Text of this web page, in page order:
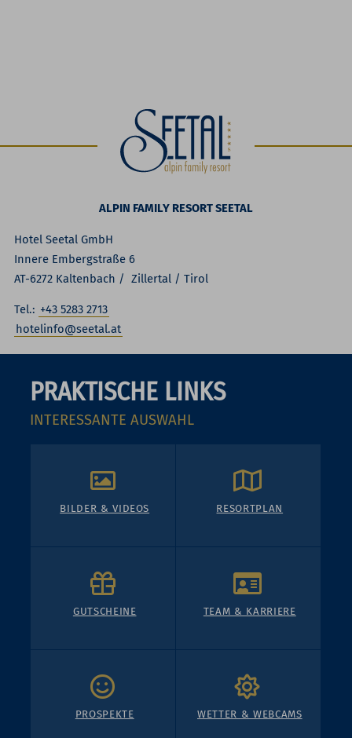
ALPIN FAMILY RESORT SEETAL
Hotel Seetal GmbH
Innere Embergstraße 6
AT-6272 Kaltenbach / Zillertal / Tirol
Tel.: +43 5283 2713
hotelinfo@seetal.at
PRAKTISCHE LINKS
INTERESSANTE AUSWAHL
BILDER & VIDEOS RESORTPLAN
GUTSCHEINE TEAM & KARRIERE
PROSPEKTE WETTER & WEBCAMS